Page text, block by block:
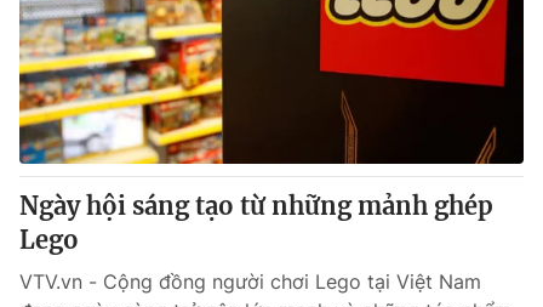
Ngày hội sáng tạo từ những mảnh ghép
Lego
VTV.vn - Cộng đồng người chơi Lego tại Việt Nam